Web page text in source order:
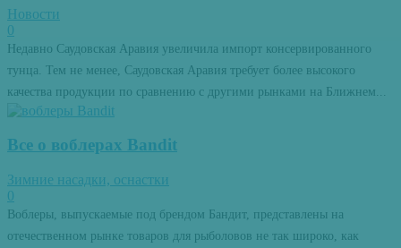
Новости
0
Недавно Саудовская Аравия увеличила импорт консервированного
тунца. Тем не менее, Саудовская Аравия требует более высокого
качества продукции по сравнению с другими рынками на Ближнем...
Все о воблерах Bandit
Зимние насадки, оснастки
0
Воблеры, выпускаемые под брендом Бандит, представлены на
отечественном рынке товаров для рыболовов не так широко, как